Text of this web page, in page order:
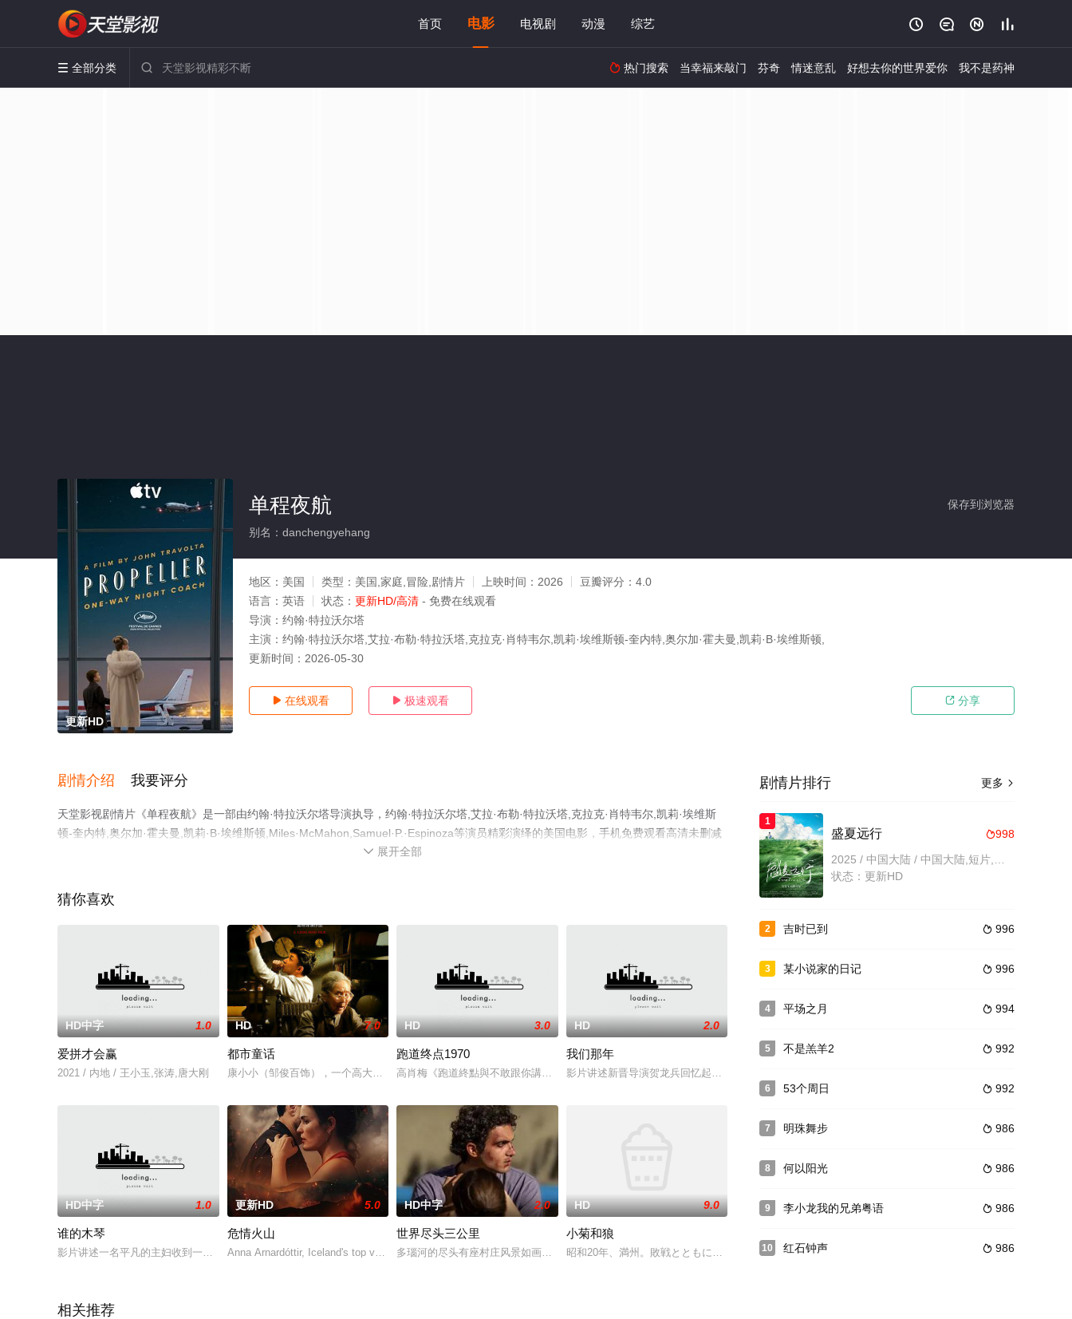
首页 电影 电视剧 动漫 综艺    
 全部分类   热门搜索 当幸福来敲门 芬奇 情迷意乱 好想去你的世界爱你 我不是药神
更新HD
保存到浏览器
单程夜航
别名：danchengyehang
地区： 美国 类型： 美国,家庭,冒险,剧情片 上映时间： 2026 豆瓣评分： 4.0
语言： 英语 状态： 更新HD/高清 - 免费在线观看
导演： 约翰·特拉沃尔塔
主演： 约翰·特拉沃尔塔,艾拉·布勒·特拉沃塔,克拉克·肖特韦尔,凯莉·埃维斯顿-奎内特,奥尔加·霍夫曼,凯莉·B·埃维斯顿,
更新时间： 2026-05-30
 在线观看  极速观看  分享
剧情介绍 我要评分
天堂影视剧情片《单程夜航》是一部由约翰·特拉沃尔塔导演执导，约翰·特拉沃尔塔,艾拉·布勒·特拉沃塔,克拉克·肖特韦尔,凯莉·埃维斯
顿-奎内特,奥尔加·霍夫曼,凯莉·B·埃维斯顿,Miles·McMahon,Samuel·P.·Espinoza等演员精彩演绎的美国电影，手机免费观看高清未删减
完整版电影大全就上电影天堂网，更多相关信息可移步至豆瓣电影、电视猫或剧情网等平台了解。
 展开全部
猜你喜欢
HD中字 1.0
爱拼才会赢
2021 / 内地 / 王小玉,张涛,唐大刚
HD 7.0
都市童话
康小小（邹俊百饰），一个高大英俊、心地善良的十八岁少年。他智商略低，但天真质朴。儿时父母双亡，与70多岁的奶奶（鲁圆饰）相依为命生活。陆齐身（李强饰），一个儒
HD 3.0
跑道终点1970
高肖梅《跑道終點與不敢跟你講：不該被遺忘的兩部影片和一個導演--牟敦芾》(http://epaper.ctfa2.org.tw/epaper91231we/2
HD 2.0
我们那年
影片讲述新晋导演贺龙兵回忆起那段同哭同笑同青春的高中岁月。贺龙兵与欧宝、宋思明三人是极好的高中
HD中字 1.0
谁的木琴
影片讲述一名平凡的主妇收到一封来自美容师的邮件，因此为契机主妇化作一名跟踪者而引发了一系列故事。主妇小夜子由常盘贵子饰演，美容师海斗则由池松壮亮担当。另外，小
更新HD 5.0
危情火山
Anna Arnardóttir, Iceland's top volcanologist, faces two catastrophes at on
HD中字 2.0
世界尽头三公里
多瑙河的尽头有座村庄风景如画，那里的时间仿佛早已静止，民情风尚也停留在古早时光。十七岁的阿迪返乡过暑假，岂料一起暴力事件令他青春
HD 9.0
小菊和狼
昭和20年、満州。敗戦とともに日本人たちの退却が始まりました。日本へ帰る道のりで、幼いキクちゃん
相关推荐
更多 
剧情片排行
1
998
盛夏远行
状态：更新HD
2  996
吉时已到
3  996
某小说家的日记
4  994
平场之月
5  992
不是羔羊2
6  992
53个周日
7  986
明珠舞步
8  986
何以阳光
9  986
李小龙我的兄弟粤语
10  986
红石钟声